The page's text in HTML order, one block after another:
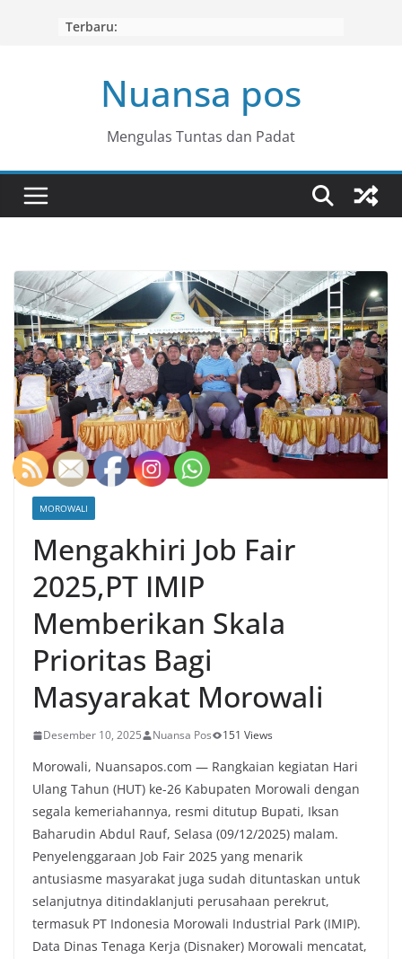
Terbaru:
Nuansa pos
Mengulas Tuntas dan Padat
MOROWALI
Mengakhiri Job Fair
2025,PT IMIP
Memberikan Skala
Prioritas Bagi
Masyarakat Morowali
Desember 10, 2025 Nuansa Pos 151 Views
Morowali, Nuansapos.com — Rangkaian kegiatan Hari
Ulang Tahun (HUT) ke-26 Kabupaten Morowali dengan
segala kemeriahannya, resmi ditutup Bupati, Iksan
Baharudin Abdul Rauf, Selasa (09/12/2025) malam.
Penyelenggaraan Job Fair 2025 yang menarik
antusiasme masyarakat juga sudah dituntaskan untuk
selanjutnya ditindaklanjuti perusahaan perekrut,
termasuk PT Indonesia Morowali Industrial Park (IMIP).
Data Dinas Tenaga Kerja (Disnaker) Morowali mencatat,